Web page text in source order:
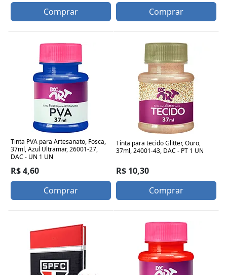
Comprar
Comprar
Tinta PVA para Artesanato, Fosca,
37ml, Azul Ultramar, 26001-27,
DAC - UN 1 UN
R$ 4,60
Comprar
Tinta para tecido Glitter, Ouro,
37ml, 24001-43, DAC - PT 1 UN
R$ 10,30
Comprar